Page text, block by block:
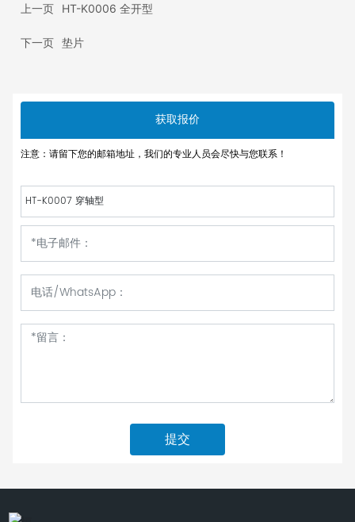
上一页 HT-K0006 全开型
下一页 垫片
获取报价
注意：请留下您的邮箱地址，我们的专业人员会尽快与您联系！
HT-K0007 穿轴型
提交